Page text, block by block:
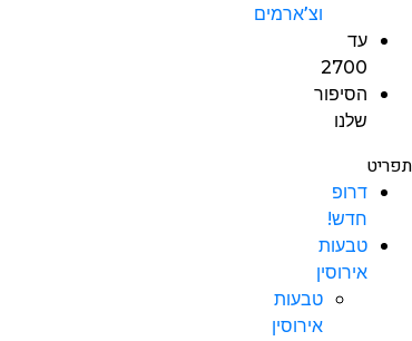
וצ’ארמים
עד
2700
הסיפור
שלנו
תפריט
דרופ
חדש!
טבעות
אירוסין
טבעות
אירוסין